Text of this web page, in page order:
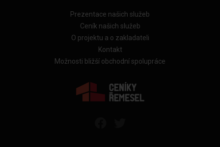
Prezentace našich služeb
Ceník našich služeb
O projektu a o zakladateli
Kontakt
Možnosti bližší obchodní spolupráce